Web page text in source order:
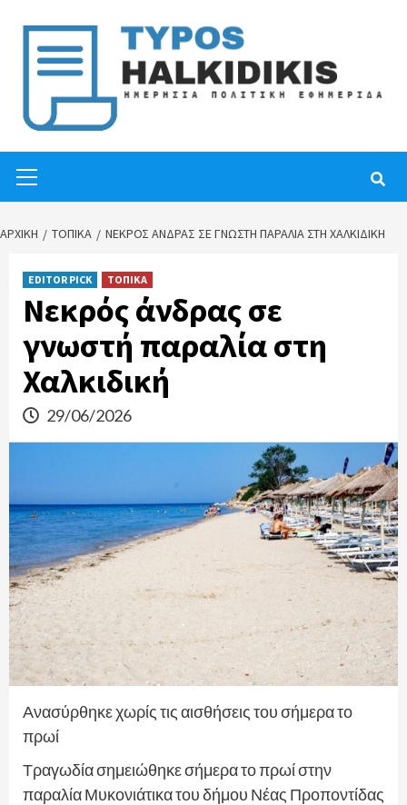
content
Menu
ΑΡΧΙΚΉ ΤΟΠΙΚΑ ΝΕΚΡΌΣ ΆΝΔΡΑΣ ΣΕ ΓΝΩΣΤΉ ΠΑΡΑΛΊΑ ΣΤΗ ΧΑΛΚΙΔΙΚΉ
EDITOR PICK ΤΟΠΙΚΑ
Νεκρός άνδρας σε
γνωστή παραλία στη
Χαλκιδική
29/06/2026
Ανασύρθηκε χωρίς τις αισθήσεις του σήμερα το
πρωί
Τραγωδία σημειώθηκε σήμερα το πρωί στην
παραλία Μυκονιάτικα του δήμου Νέας Προποντίδας